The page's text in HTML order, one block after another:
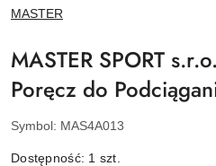
NAZWA
PRODUCENTA:
MASTER
MASTER SPORT
Poręcz do
Symbol: MAS4A013
Dostępność: 1 szt.